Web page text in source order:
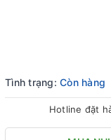
Tình trạng: Còn hàng
Hotline đặt